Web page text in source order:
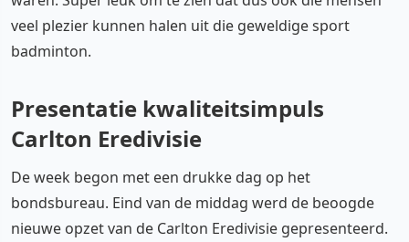
veel plezier kunnen halen uit die geweldige sport
badminton.
Presentatie kwaliteitsimpuls
Carlton Eredivisie
De week begon met een drukke dag op het
bondsbureau. Eind van de middag werd de beoogde
nieuwe opzet van de Carlton Eredivisie gepresenteerd.